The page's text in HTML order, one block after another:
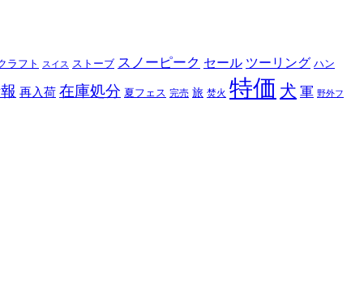
ラフト スイス ストーブ スノーピーク セール ツーリング ハン
再入荷 在庫処分 夏フェス 完売 旅 焚火 特価 犬 軍 野外フ